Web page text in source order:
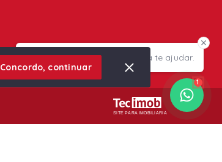
Olá! Estamos disponíveis para te ajudar.
1
SITE PARA IMOBILIARIA
Concordo, continuar